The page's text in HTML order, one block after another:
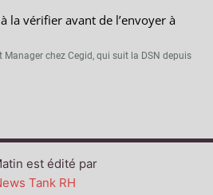
la vérifier avant de l’envoyer à
Manager chez Cegid, qui suit la DSN depuis
est édité par
Tank RH